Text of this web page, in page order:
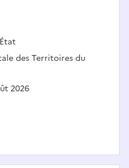
des Territoires du
2026
de service